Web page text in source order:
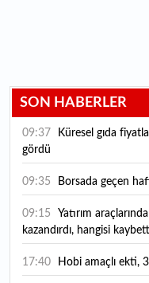
SON HABERLER
09:37
gördü
09:35 Borsada geçen
09:15
kazandırdı, hangisi
17:40 Hobi amaçlı ekti,